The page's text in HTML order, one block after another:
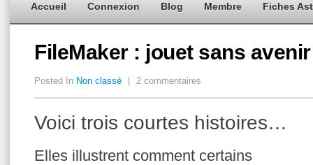
Accueil Connexion Blog Membre Fiches
FileMaker : jouet sans
Posted In Non classé 2 commentaires
Voici trois courtes histoires…
Elles illustrent comment certains